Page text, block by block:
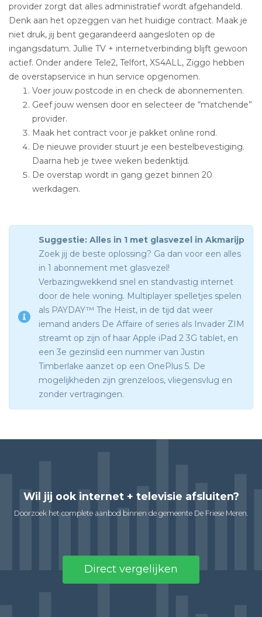
provider zorgt dat alles administratief wordt afgehandeld.
Denk aan het opzeggen van het huidige contract. Maak je
niet druk, jij bent gegarandeerd aangesloten op de
ingangsdatum. Jullie TV + internetverbinding blijft gewoon
actief. Onder andere Tele2, Telfort, XS4ALL, Ziggo hebben
de overstapservice in hun service opgenomen.
Voer jouw postcode in en check de abonnementen.
Geef jouw wensen door en selecteer de “matchende”
provider.
Maak het contract voor je pakket online rond.
De nieuwe provider stuurt je een bestelbevestiging.
Daarna heb je twee weken bedenktijd.
De overstap wordt in gang gezet binnen 20
werkdagen.
Suggestie: Alles in 1 met glasvezel in Akmarijp
Zoek jij de beste oplossing? Ga dan voor een alles
in 1 abonnement met glasvezel!
Verbazingwekkend snel en standvastig internet
door de hele woning. Multiplayer spelletjes spelen
als PAYDAY™ The Heist, in de tijd dat weer
iemand anders De Affaire of series als Invader ZIM
streamt op zijn of haar Apple iPad 2 3G tablet, en
een 3e gezinslid een nummer van Justin
Timberlake aanzet op een OnePlus 5. De
mogelijkheden zijn grenzeloos, vliegensvlug en
zonder vertragingen.
Wil jij ook internet + televisie afsluiten?
Doorzoek het complete aanbod binnen de gemeente De Friese Meren.
Direct vergelijken